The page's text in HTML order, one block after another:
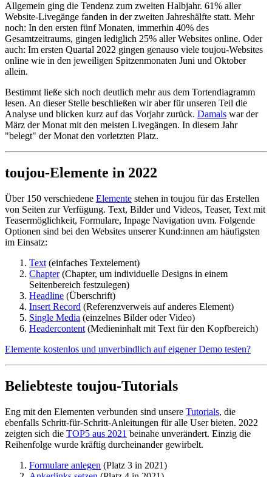
Allgemein ging die Tendenz zum zweiten Halbjahr. 61% aller
Website-Livegänge fanden in der zweiten Jahreshälfte statt. Mehr
noch: In den ersten fünf Monaten, immerhin 40% des
Gesamtzeitraums, gingen lediglich 25% aller Websites online. Oder
auch: Im ersten Quartal 2022 gingen genauso viele toujou-Websites
online wie in den jeweiligen Spitzenmonaten Juni und Oktober
allein.
Bestimmt ließe sich noch deutlich mehr aus dem Tortendiagramm
lesen. An dieser Stelle beschließen wir aber für unseren Teil die
Analyse und blicken kurz auf das Vorjahr zurück. Damals war der
März der Monat mit den meisten Livegängen. In diesem Jahr
"belegt" der Monat den vorletzten Platz.
toujou-Elemente in 2022
Über 150 verschiedene Elemente stehen in toujou für das Erstellen
von Seiten zur Verfügung. Text, Bilder und Videos, Teaser, Text mit
Teasermöglichkeit, Formulare, Inpage Navigation uvm. Folgende
Optionen sind bei den Websites unserer Kund:innen am häufigsten
im Einsatz:
Text (einfaches Textelement)
Chapter(Chapter, um individuelle Designs in einem
Seitenbereich festzulegen)
Headline (Überschrift)
Insert Record (Referenzverweis auf anderes Element)
Single Media (einzelnes Bilder oder Video)
Headercontent (Medieninhalt mit Text für den Kopfbereich)
Elemente kostenlos und unverbindlich auf eigener Demo testen?
Beliebteste toujou-Tutorials
Eng mit den Elementen verbunden sind unsere Tutorials, die
ebenfalls Schritt-für-Schritt-Anleitungen für alle User bieten. 2022
zeigten sich die TOP5 aus 2021 beinahe unverändert. Einzig die
Reihenfolge wurde kräftig durcheinander gewirbelt.
Formulare anlegen (Platz 3 in 2021)